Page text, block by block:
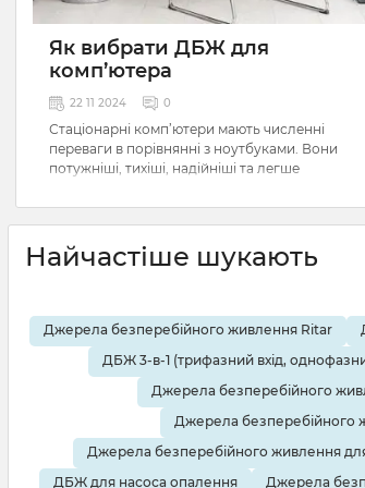
Як вибрати ДБЖ для
комп’ютера
22 11 2024 0
Стаціонарні комп’ютери мають численні
переваги в порівнянні з ноутбуками. Вони
потужніші, тихіші, надійніші та легше
зводяться до нуля, коли в електромережі
немає струму. Щобільше, навіть порівняно
малі коливання напруги можуть негативно
впливати на їх роботу, спричиняючи раптову
вибрати ДБЖ для комп’ютера. У цій статті ми
докладно розкажемо про основні
характеристики безперебійників, критерії їх
вибору та про схему під’єднання приладу.
Найчастіше шукають
Джерела безперебійного живлення Ritar
ДБЖ 3-в-1 (трифазний вхід,
Джерела безперебійного
Джерела безперебійного
Джерела безперебійного живлення
ДБЖ для насоса опалення
Джерела